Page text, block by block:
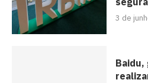
3 de
Baidu,